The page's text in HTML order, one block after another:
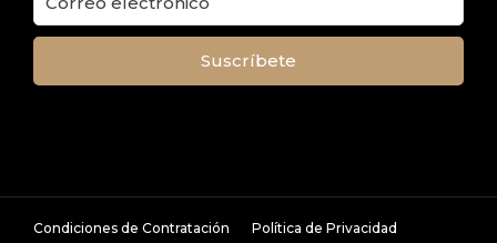
Condiciones de Contratación Política de Privacidad